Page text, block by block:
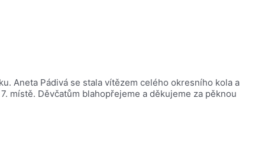
Aneta Pádivá se stala vítězem celého okresního kola a
místě. Děvčatům blahopřejeme a děkujeme za pěknou